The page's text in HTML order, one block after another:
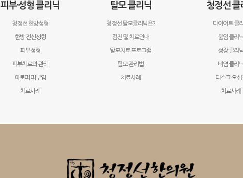
피부·성형 클리닉
청정선 한방성형
한방 전신성형
피부성형
피부치료와 관리
아토피 피부염
치료사례
탈모 클리닉
청정선 탈모클리닉은?
검진 및 치료안내
탈모치료 프로그램
탈모 관리법
치료사례
청정선 클
다이어트 클
불임 클리
성장 클리
비염 클리
디스크·오십
치료사례